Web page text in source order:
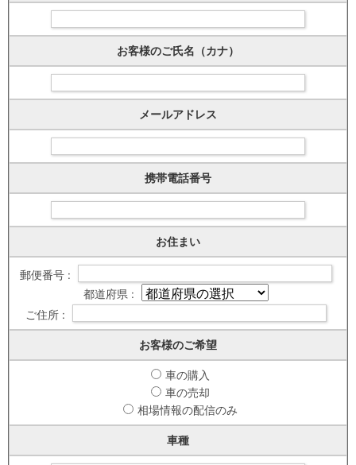
お客様のご氏名（カナ）
メールアドレス
携帯電話番号
お住まい
郵便番号 :
都道府県 :
ご住所 :
お客様のご希望
車の購入
車の売却
相場情報の配信のみ
車種